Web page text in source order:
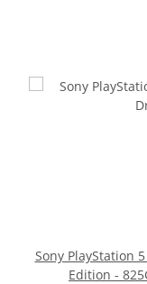
Sony PlayStation
Edition -